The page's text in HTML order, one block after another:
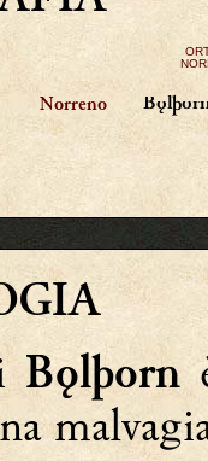
Norreno
Bǫlþorn